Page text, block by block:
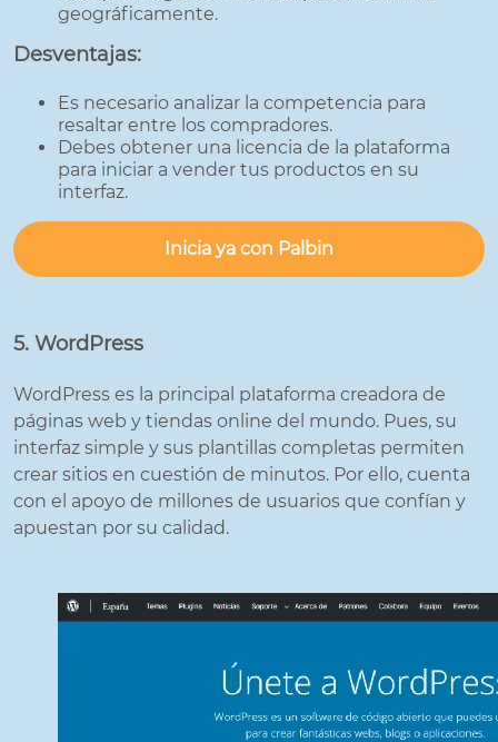
geográficamente.
Desventajas:
Es necesario analizar la competencia para
resaltar entre los compradores.
Debes obtener una licencia de la plataforma
para iniciar a vender tus productos en su
interfaz.
Inicia ya con Palbin
5. WordPress
WordPress es la principal plataforma creadora de
páginas web y tiendas online del mundo. Pues, su
interfaz simple y sus plantillas completas permiten
crear sitios en cuestión de minutos. Por ello, cuenta
con el apoyo de millones de usuarios que confían y
apuestan por su calidad.